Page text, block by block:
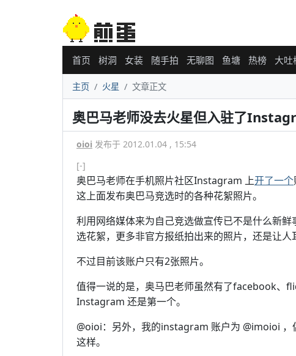
首页 树洞 女装 随手拍 无聊图 鱼塘 热榜 大吐
主页 火星 文章正文
奥巴马老师没去火星但入驻了
oioi 发布于 2012.01.04 , 15:54
[-]
奥巴马老师在手机照片社区Instagram 上开了一个
这上面发布奥巴马竞选时的各种花絮照片。
利用网络媒体来为自己竞选做宣传已不是什么新
选花絮，更多非官方报纸拍出来的照片，还是让人
不过目前该账户只有2张照片。
值得一说的是，奥马巴老师虽然有了facebook、
Instagram 还是第一个。
@oioi：另外，我的instagram 账户为 @imoioi
这样。